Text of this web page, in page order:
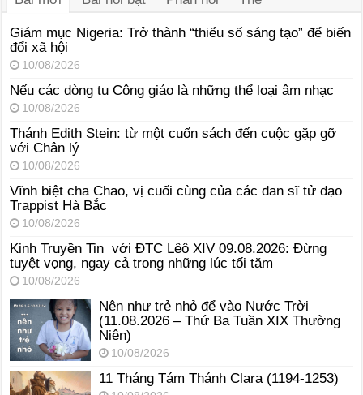
Giám mục Nigeria: Trở thành “thiểu số sáng tạo” để biến
đổi xã hội
10/08/2026
Nếu các dòng tu Công giáo là những thể loại âm nhạc
10/08/2026
Thánh Edith Stein: từ một cuốn sách đến cuộc gặp gỡ
với Chân lý
10/08/2026
Vĩnh biệt cha Chao, vị cuối cùng của các đan sĩ tử đạo
Trappist Hà Bắc
10/08/2026
Kinh Truyền Tin với ĐTC Lêô XIV 09.08.2026: Đừng
tuyệt vọng, ngay cả trong những lúc tối tăm
10/08/2026
Nên như trẻ nhỏ để vào Nước Trời
(11.08.2026 – Thứ Ba Tuần XIX Thường
Niên)
10/08/2026
11 Tháng Tám Thánh Clara (1194-1253)